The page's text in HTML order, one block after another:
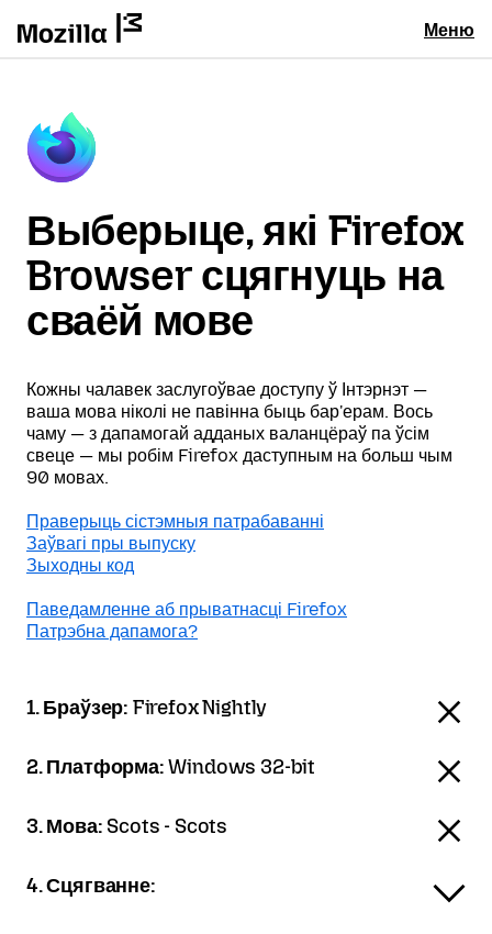
Меню
Выберыце, які Firefox
Browser сцягнуць на
сваёй мове
Кожны чалавек заслугоўвае доступу ў Інтэрнэт —
ваша мова ніколі не павінна быць бар'ерам. Вось
чаму — з дапамогай адданых валанцёраў па ўсім
свеце — мы робім Firefox даступным на больш чым
90 мовах.
Праверыць сістэмныя патрабаванні
Заўвагі пры выпуску
Зыходны код
Паведамленне аб прыватнасці Firefox
Патрэбна дапамога?
1. Браўзер: Firefox Nightly
2. Платформа:Windows 32-bit
3. Мова: Scots - Scots
4. Сцягванне: